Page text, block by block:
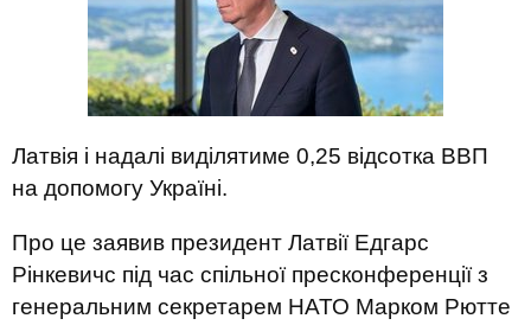
Латвія і надалі виділятиме 0,25 відсотка ВВП
на допомогу Україні.
Про це заявив президент Латвії Едгарс
Рінкевичс під час спільної пресконференції з
генеральним секретарем НАТО Марком Рютте